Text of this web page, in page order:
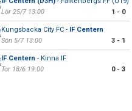
Lör 25/7 13:00
1 - 0
Kungsbacka City FC - IF Centern
Sön 5/7 13:00
3 - 1
IF Centern - Kinna IF
Tor 18/6 19:00
0 - 3